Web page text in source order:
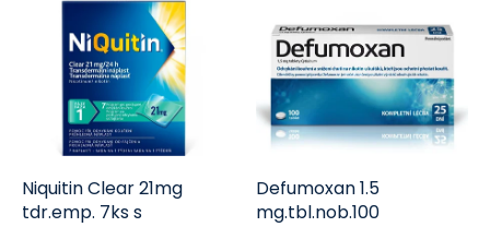
Niquitin Clear 21mg
tdr.emp. 7ks s
Defumoxan 1.5
mg.tbl.nob.100